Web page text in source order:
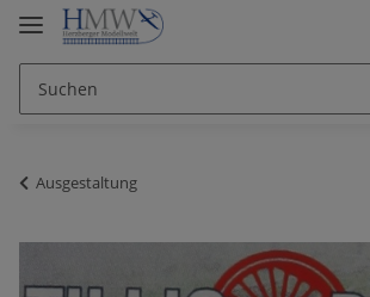
Ausgestaltung